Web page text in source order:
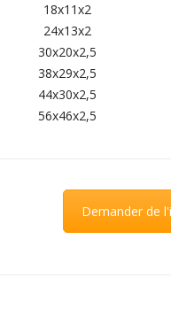
18x11x2
24x13x2
30x20x2,5
38x29x2,5
44x30x2,5
56x46x2,5
Demander de